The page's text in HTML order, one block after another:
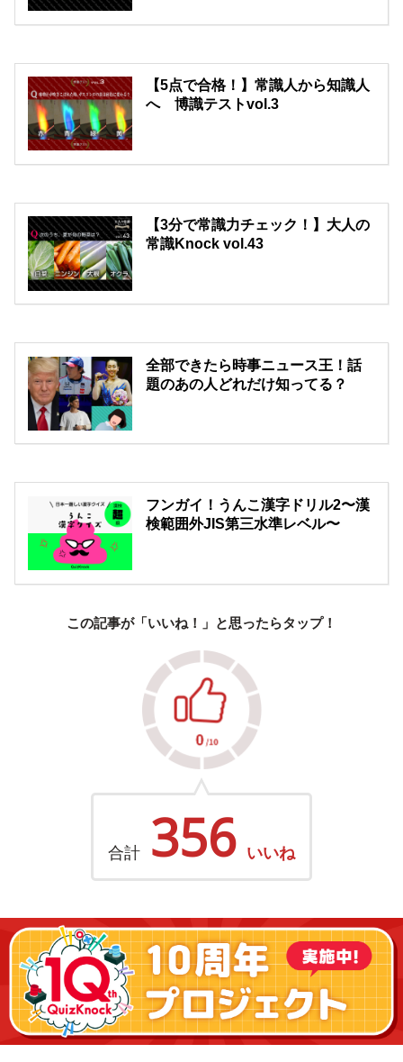
【5点で合格！】常識人から知識人
へ 博識テストvol.3
【3分で常識力チェック！】大人の
常識Knock vol.43
全部できたら時事ニュース王！話
題のあの人どれだけ知ってる？
フンガイ！うんこ漢字ドリル2〜漢
検範囲外JIS第三水準レベル〜
この記事が「いいね！」と思ったらタップ！
合計 356 いいね